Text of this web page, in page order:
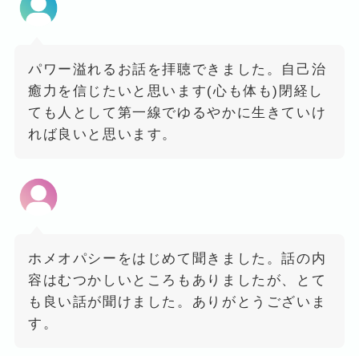
パワー溢れるお話を拝聴できました。自己治
癒力を信じたいと思います(心も体も)閉経し
ても人として第一線でゆるやかに生きていけ
れば良いと思います。
ホメオパシーをはじめて聞きました。話の内
容はむつかしいところもありましたが、とて
も良い話が聞けました。ありがとうございま
す。